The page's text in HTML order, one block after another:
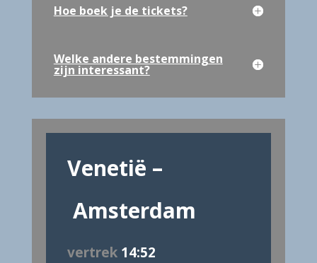
Hoe boek je de tickets?
Welke andere bestemmingen
zijn interessant?
Venetië –
Amsterdam
vertrek 14:52